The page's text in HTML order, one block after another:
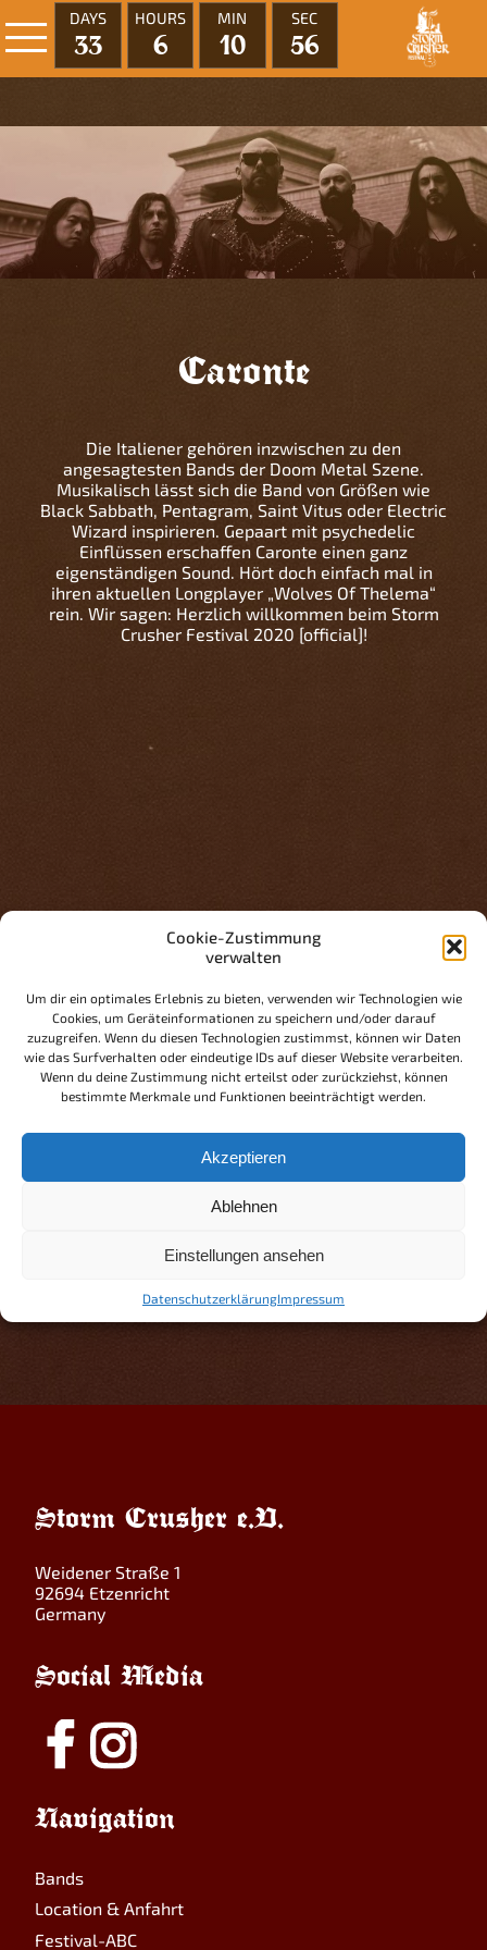
Cookie-Zustimmung
verwalten
Um dir ein optimales Erlebnis zu bieten, verwenden wir Technologien wie
Cookies, um Geräteinformationen zu speichern und/oder darauf
zuzugreifen. Wenn du diesen Technologien zustimmst, können wir Daten
wie das Surfverhalten oder eindeutige IDs auf dieser Website verarbeiten.
Wenn du deine Zustimmung nicht erteilst oder zurückziehst, können
bestimmte Merkmale und Funktionen beeinträchtigt werden.
Akzeptieren
Ablehnen
Einstellungen ansehen
DatenschutzerklärungImpressum
DAYS
33
HOURS
6
MIN
10
SEC
55
Caronte
Die Italiener gehören inzwischen zu den
angesagtesten Bands der Doom Metal Szene.
Musikalisch lässt sich die Band von Größen wie
Black Sabbath, Pentagram, Saint Vitus oder Electric
Wizard inspirieren. Gepaart mit psychedelic
Einflüssen erschaffen Caronte einen ganz
eigenständigen Sound. Hört doch einfach mal in
ihren aktuellen Longplayer „Wolves Of Thelema“
rein. Wir sagen: Herzlich willkommen beim Storm
Crusher Festival 2020 [official]!
Klicke hier, um Marketing-Cookies zu
Storm Crusher e.V.
Weidener Straße 1
92694 Etzenricht
Germany
Social Media
Navigation
Bands
Location & Anfahrt
Festival-ABC